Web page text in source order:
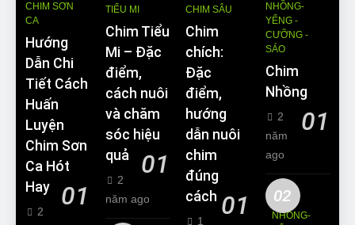
CHIM SƠN
CA
Hướng
Dẫn Chi
Tiết Cách
Huấn
Luyện
Chim Sơn
Ca Hót
Hay
01
2
TIỂU MI
Chim Tiểu
Mi – Đặc
điểm,
cách nuôi
và chăm
sóc hiệu
quả
01
2
năm ago
CHIM SÂU
Chim
chích:
Đặc
điểm,
hướng
dẫn nuôi
chim
đúng
cách 01
1
NHỒNG-
YỂNG -
CƯỠNG -
SÁO
Chim
Nhồng
01
2
năm
ago
02
NHỒNG-